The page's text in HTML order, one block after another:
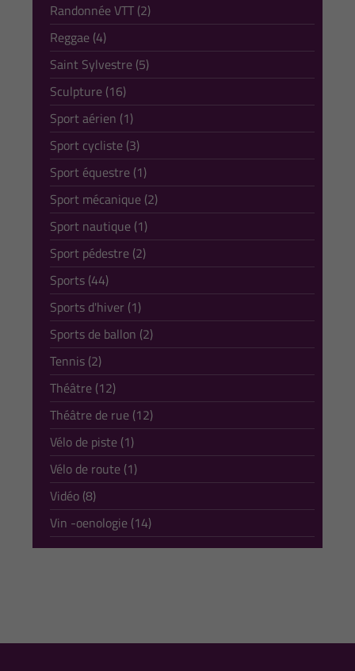
Randonnée VTT (2)
Reggae (4)
Saint Sylvestre (5)
Sculpture (16)
Sport aérien (1)
Sport cycliste (3)
Sport équestre (1)
Sport mécanique (2)
Sport nautique (1)
Sport pédestre (2)
Sports (44)
Sports d'hiver (1)
Sports de ballon (2)
Tennis (2)
Théâtre (12)
Théâtre de rue (12)
Vélo de piste (1)
Vélo de route (1)
Vidéo (8)
Vin -oenologie (14)